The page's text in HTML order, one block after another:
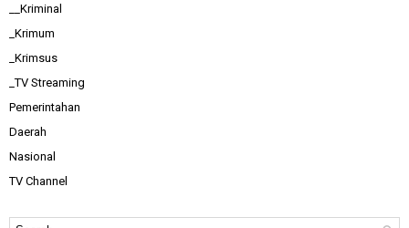
__Kriminal
_Krimum
_Krimsus
_TV Streaming
Pemerintahan
Daerah
Nasional
TV Channel